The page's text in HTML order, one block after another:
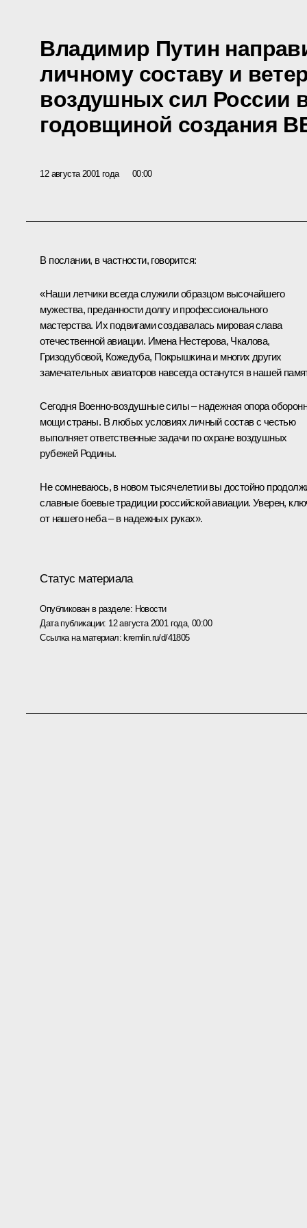
Владимир Путин
личному составу и
воздушных сил России
годовщиной создания
12 августа 2001 года 00:00
В послании, в частности, говорится:
«Наши летчики всегда служили образцом высочайшего
мужества, преданности долгу и профессионального
мастерства. Их подвигами создавалась мировая слава
отечественной авиации. Имена Нестерова, Чкалова,
Гризодубовой, Кожедуба, Покрышкина и многих других
замечательных авиаторов навсегда останутся в нашей
Сегодня Военно-воздушные силы – надежная опора
мощи страны. В любых условиях личный состав с честью
выполняет ответственные задачи по охране воздушных
рубежей Родины.
Не сомневаюсь, в новом тысячелетии вы достойно
славные боевые традиции российской авиации. Уверен,
от нашего неба – в надежных руках».
Статус материала
Опубликован в разделе: Новости
Дата публикации: 12 августа 2001 года, 00:00
Ссылка на материал:kremlin.ru/d/41805